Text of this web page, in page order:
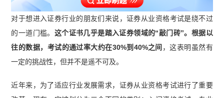
对于想进入证券行业的朋友们来说，证券从业资格考试是绕不过
的一道门槛。 这个证书几乎是踏入证券领域的“敲门砖”。根据以
往的数据，考试的通过率大约在30%到40%之间 ，这表明虽然有
一定的挑战性，但并不是遥不可及。
近年来，为了适应行业发展需求，证券从业资格考试进行了重要